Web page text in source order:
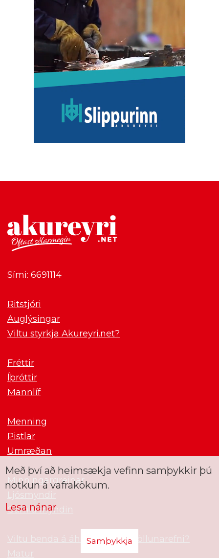
Sími: 6691114
Ritstjóri
Auglýsingar
Viltu styrkja Akureyri.net?
Fréttir
Íþróttir
Mannlíf
Menning
Pistlar
Umræðan
Minningargreinar
Ljósmyndir
Gamla myndin
Viltu benda á áhugavert umfjöllunarefni?
Matur
Með því að heimsækja vefinn samþykkir þú
notkun á vafrakökum.
Lesa nánar
Samþykkja